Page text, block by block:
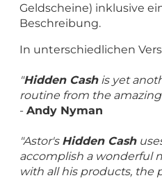
Geldscheine) inklusive
Beschreibung.
In unterschiedlichen
"Hidden Cashis yet
routine from the
- Andy Nyman
"Astor's Hidden Cash
accomplish a wonderful
with all his products, the